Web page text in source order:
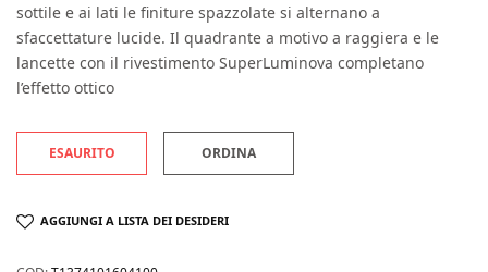
sottile e ai lati le finiture spazzolate si alternano a
sfaccettature lucide. Il quadrante a motivo a raggiera e le
lancette con il rivestimento SuperLuminova completano
l’effetto ottico
ESAURITO ORDINA
AGGIUNGI A LISTA DEI DESIDERI